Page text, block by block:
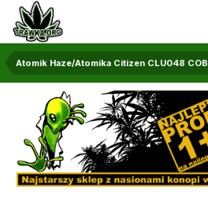
Atomik Haze/Atomika Citizen CLU048 COB